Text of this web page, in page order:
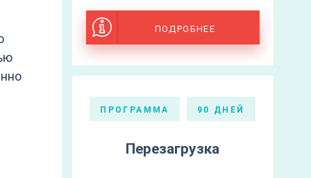
ПОДРОБНЕЕ
ПРОГРАММА 90 ДНЕЙ
Перезагрузка